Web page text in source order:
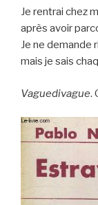
Je rentrai chez
après avoir
Je ne demande
mais je sais
Vaguedivague.